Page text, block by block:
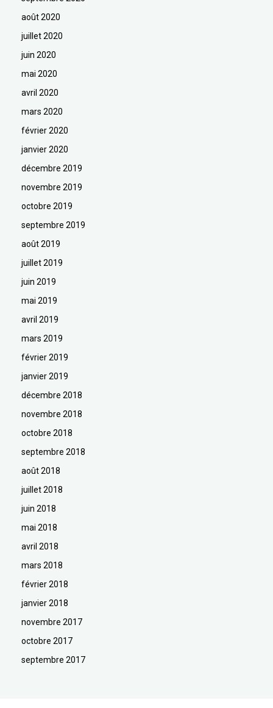
août 2020
juillet 2020
juin 2020
mai 2020
avril 2020
mars 2020
février 2020
janvier 2020
décembre 2019
novembre 2019
octobre 2019
septembre 2019
août 2019
juillet 2019
juin 2019
mai 2019
avril 2019
mars 2019
février 2019
janvier 2019
décembre 2018
novembre 2018
octobre 2018
septembre 2018
août 2018
juillet 2018
juin 2018
mai 2018
avril 2018
mars 2018
février 2018
janvier 2018
novembre 2017
octobre 2017
septembre 2017